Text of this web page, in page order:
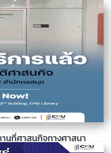
ตือนวันใกล้ครบกำหนดคืน
ตอนการสมัคร แจ้งเตือนผ่าน
เลือกเมนู "แจ้งเตือน
Account4. กรอกบาร์โค้ด
อเจ้าหน้าที่เพื่อสอบถามข้อมูล
ลิเคชัน Mobile เลือก เมนู
อ่านเพิ่มเติม
นที่ศาสนกิจทางศาสนา